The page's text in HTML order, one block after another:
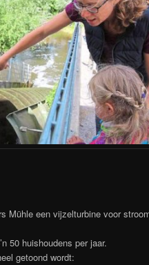
Mühle een vijzelturbine voor
50 huishoudens per jaar.
getoond wordt: